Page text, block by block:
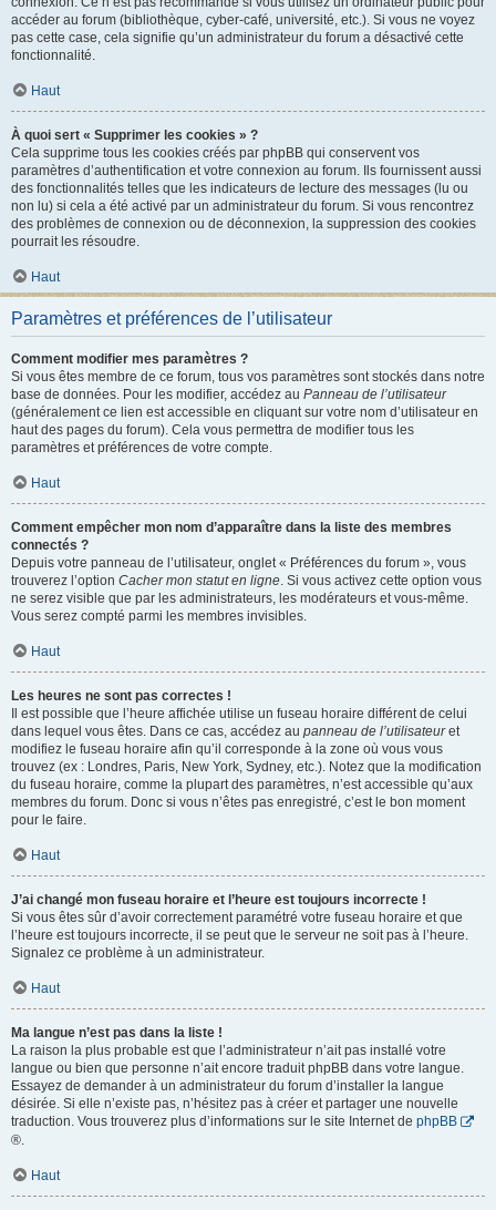
accéder au forum (bibliothèque, cyber-café, université, etc.). Si vous ne voyez
pas cette case, cela signifie qu’un administrateur du forum a désactivé cette
fonctionnalité.
Haut
À quoi sert « Supprimer les cookies » ?
Cela supprime tous les cookies créés par phpBB qui conservent vos
paramètres d’authentification et votre connexion au forum. Ils fournissent aussi
des fonctionnalités telles que les indicateurs de lecture des messages (lu ou
non lu) si cela a été activé par un administrateur du forum. Si vous rencontrez
des problèmes de connexion ou de déconnexion, la suppression des cookies
pourrait les résoudre.
Haut
Paramètres et préférences de l’utilisateur
Comment modifier mes paramètres ?
Si vous êtes membre de ce forum, tous vos paramètres sont stockés dans notre
base de données. Pour les modifier, accédez au Panneau de l’utilisateur
(généralement ce lien est accessible en cliquant sur votre nom d’utilisateur en
haut des pages du forum). Cela vous permettra de modifier tous les
paramètres et préférences de votre compte.
Haut
Comment empêcher mon nom d’apparaître dans la liste des membres
connectés ?
Depuis votre panneau de l’utilisateur, onglet « Préférences du forum », vous
trouverez l’option Cacher mon statut en ligne. Si vous activez cette option vous
ne serez visible que par les administrateurs, les modérateurs et vous-même.
Vous serez compté parmi les membres invisibles.
Haut
Les heures ne sont pas correctes !
Il est possible que l’heure affichée utilise un fuseau horaire différent de celui
dans lequel vous êtes. Dans ce cas, accédez au panneau de l’utilisateuret
modifiez le fuseau horaire afin qu’il corresponde à la zone où vous vous
trouvez (ex : Londres, Paris, New York, Sydney, etc.). Notez que la modification
du fuseau horaire, comme la plupart des paramètres, n’est accessible qu’aux
membres du forum. Donc si vous n’êtes pas enregistré, c’est le bon moment
pour le faire.
Haut
J’ai changé mon fuseau horaire et l’heure est toujours incorrecte !
Si vous êtes sûr d’avoir correctement paramétré votre fuseau horaire et que
l’heure est toujours incorrecte, il se peut que le serveur ne soit pas à l’heure.
Signalez ce problème à un administrateur.
Haut
Ma langue n’est pas dans la liste !
La raison la plus probable est que l’administrateur n’ait pas installé votre
langue ou bien que personne n’ait encore traduit phpBB dans votre langue.
Essayez de demander à un administrateur du forum d’installer la langue
désirée. Si elle n’existe pas, n’hésitez pas à créer et partager une nouvelle
traduction. Vous trouverez plus d’informations sur le site Internet de phpBB
®.
Haut